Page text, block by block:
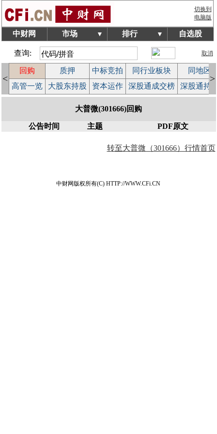
切换到
电脑版
中财网 市场 ▼ 排行 ▼ 自选股
查询: 取消
<
回购 质押 中标竞拍 同行业板块
同地区
高管一览 大股东持股 资本运作 深股通成交榜 深股通持
>
大普微(301666)回购
公告时间 主题 PDF原文
转至大普微（301666）行情首页
中财网版权所有(C) HTTP://WWW.CFi.CN